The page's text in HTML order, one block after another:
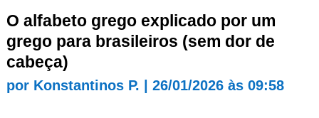
O alfabeto grego explicado por um
grego para brasileiros (sem dor de
cabeça)
por Konstantinos P. 26/01/2026 às 09:58